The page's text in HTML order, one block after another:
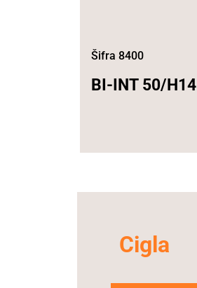
Šifra 8400
BI-INT 50/H14
Cigla